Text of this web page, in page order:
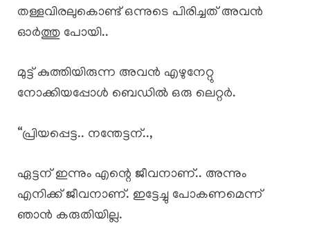
തള്ളവിരലുകൊണ്ട് ഒന്നുടെ പിരിച്ചത് അവൻ
ഓർത്തു പോയി..
മുട്ട് കുത്തിയിരുന്ന അവൻ എഴുനേറ്റു
നോക്കിയപ്പോൾ ബെഡിൽ ഒരു ലെറ്റർ.
“പ്രിയപ്പെട്ട.. നന്തേട്ടന്..,
ഏട്ടന് ഇന്നും എന്റെ ജീവനാണ്.. അന്നും
എനിക്ക് ജീവനാണ്. ഇട്ടേച്ചു പോകണമെന്ന്
ഞാൻ കരുതിയില്ല.